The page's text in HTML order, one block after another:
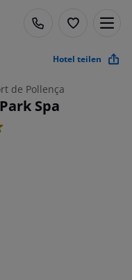
Hotel teilen
de Pollença
Spa